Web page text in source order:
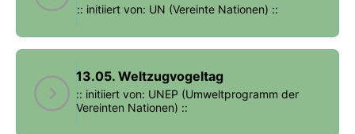
:: initiiert von: UN (Vereinte Nationen) ::
13.05. Weltzugvogeltag
:: initiiert von: UNEP (Umweltprogramm der
Vereinten Nationen) ::